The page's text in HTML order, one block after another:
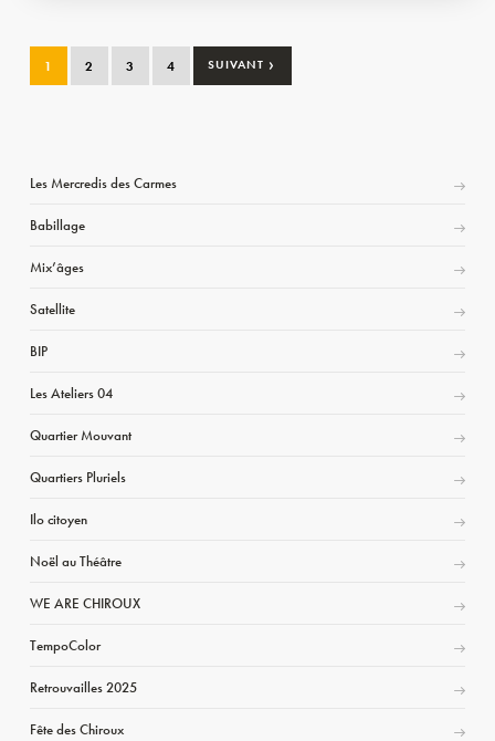
1 2 3 4 SUIVANT ›
Les Mercredis des Carmes
Babillage
Mix’âges
Satellite
BIP
Les Ateliers 04
Quartier Mouvant
Quartiers Pluriels
Ilo citoyen
Noël au Théâtre
WE ARE CHIROUX
TempoColor
Retrouvailles 2025
Fête des Chiroux